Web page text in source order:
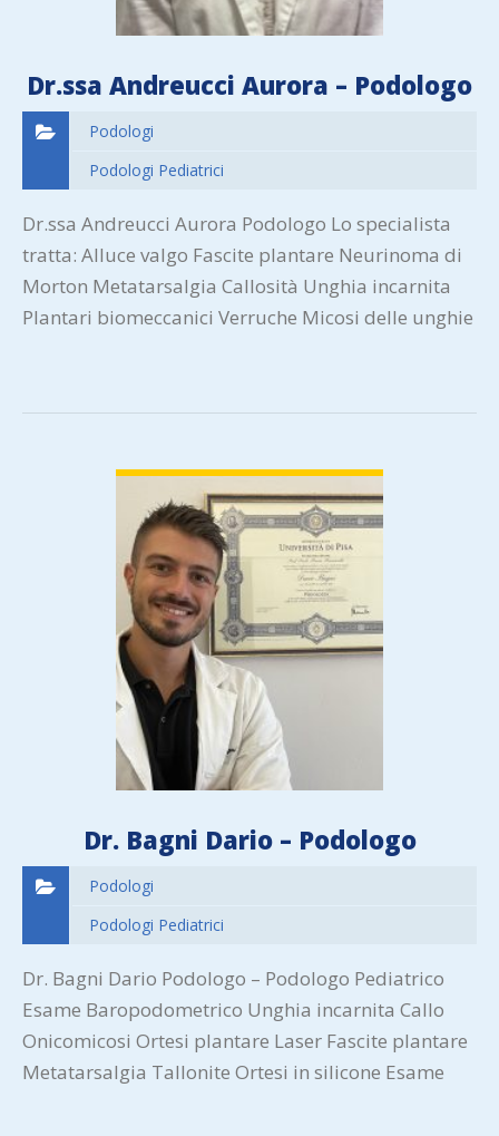
Dr.ssa Andreucci Aurora – Podologo
Podologi
Podologi Pediatrici
Dr.ssa Andreucci Aurora Podologo Lo specialista
tratta: Alluce valgo Fascite plantare Neurinoma di
Morton Metatarsalgia Callosità Unghia incarnita
Plantari biomeccanici Verruche Micosi delle unghie
Dr. Bagni Dario – Podologo
Podologi
Podologi Pediatrici
Dr. Bagni Dario Podologo – Podologo Pediatrico
Esame Baropodometrico Unghia incarnita Callo
Onicomicosi Ortesi plantare Laser Fascite plantare
Metatarsalgia Tallonite Ortesi in silicone Esame